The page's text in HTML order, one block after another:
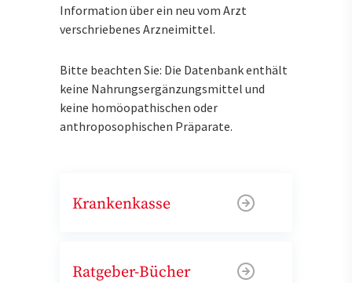
Information über ein neu vom Arzt
verschriebenes Arzneimittel.
Bitte beachten Sie: Die Datenbank enthält
keine Nahrungsergänzungsmittel und
keine homöopathischen oder
anthroposophischen Präparate.
Krankenkasse
Ratgeber-Bücher